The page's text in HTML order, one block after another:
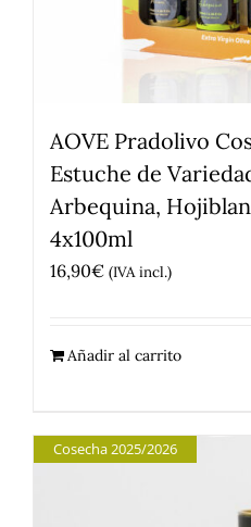
AOVE Pradolivo
Estuche de
Arbequina,
4x100ml
16,90€ (IVA incl.)
Añadir al carrito
Cosecha 2025/2026